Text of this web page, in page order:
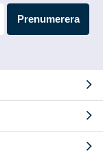
Prenumerera